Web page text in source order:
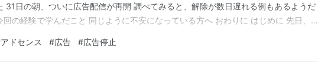
AdSense
アドセンス
31日の朝、ついに広告配信が再開 調べてみると、解除が数日遅れる例もあるようだ
回の経験で学んだこと 同じように不安になっている方へ おわりに はじめに 先日、
告配信を29日間停止するという通知が届きました。 ブログを始めてから初めての出
事で、…
アドセンス #広告 #広告停止